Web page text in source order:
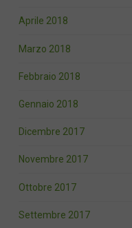
Aprile 2018
Marzo 2018
Febbraio 2018
Gennaio 2018
Dicembre 2017
Novembre 2017
Ottobre 2017
Settembre 2017